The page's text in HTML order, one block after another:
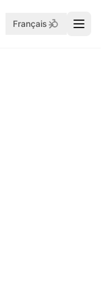
Français